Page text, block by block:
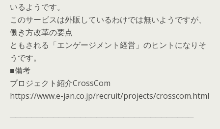
いるようです。
このサービスは外販しているわけでは無いようですが、
働き方改革の要点
ともされる「エンゲージメント経営」のヒントになりそ
うです。
■備考
プロジェクト紹介CrossCom
https://www.e-jan.co.jp/recruit/projects/crosscom.html
──────────────────────────────────